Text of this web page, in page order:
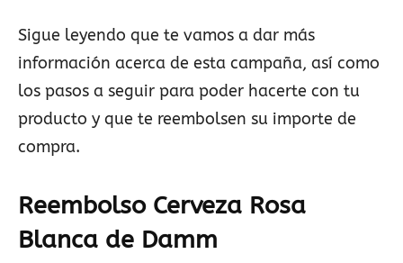
Sigue leyendo que te vamos a dar más
información acerca de esta campaña, así como
los pasos a seguir para poder hacerte con tu
producto y que te reembolsen su importe de
compra.
Reembolso Cerveza Rosa
Blanca de Damm